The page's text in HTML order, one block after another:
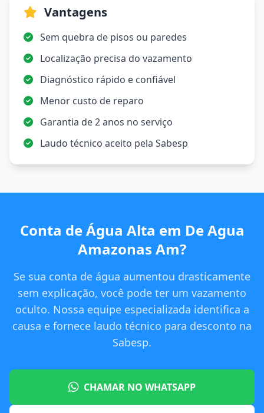
Vantagens
Sem quebra de pisos ou paredes
Localização precisa do vazamento
Diagnóstico rápido e confiável
Menor custo de reparo
Garantia de 2 anos no serviço
Laudo técnico aceito pela Sabesp
Conta de Água Alta em De Agua
Amazonas Am?
Se sua conta de água aumentou drasticamente
sem explicação, você pode ter um vazamento
oculto. Nossa equipe especializada identifica a
causa e fornece laudo técnico para desconto na
Sabesp.
CHAMAR NO WHATSAPP